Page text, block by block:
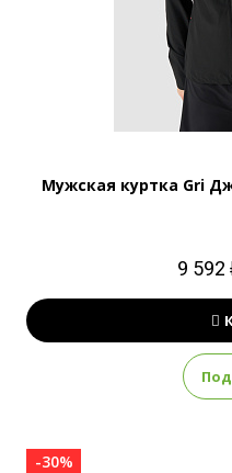
Мужская куртка Gri
9 592
-30%